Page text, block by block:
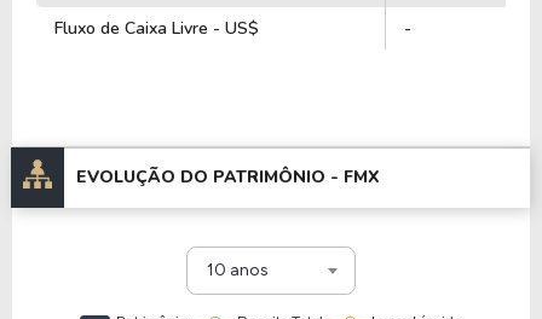
Fluxo de Caixa Livre - US$
-
EVOLUÇÃO DO PATRIMÔNIO - FMX
10 anos